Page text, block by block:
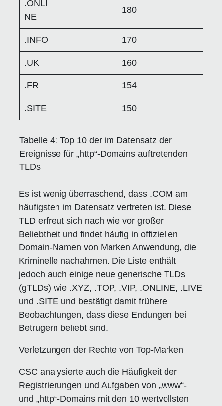
.ONLI
NE
180
.INFO 170
.UK 160
.FR 154
.SITE 150
Tabelle 4: Top 10 der im Datensatz der
Ereignisse für „http“-Domains auftretenden
TLDs
Es ist wenig überraschend, dass .COM am
häufigsten im Datensatz vertreten ist. Diese
TLD erfreut sich nach wie vor großer
Beliebtheit und findet häufig in offiziellen
Domain-Namen von Marken Anwendung, die
Kriminelle nachahmen. Die Liste enthält
jedoch auch einige neue generische TLDs
(gTLDs) wie .XYZ, .TOP, .VIP, .ONLINE, .LIVE
und .SITE und bestätigt damit frühere
Beobachtungen, dass diese Endungen bei
Betrügern beliebt sind.
Verletzungen der Rechte von Top-Marken
CSC analysierte auch die Häufigkeit der
Registrierungen und Aufgaben von „www“-
und „http“-Domains mit den 10 wertvollsten